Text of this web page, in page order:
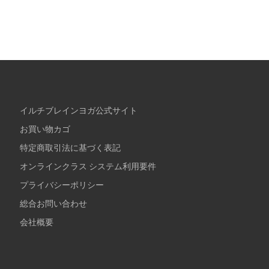
イルチブレインヨガ公式サイト
お買い物カゴ
特定商取引法に基づく表記
オンラインクラス システム利用要件
プライバシーポリシー
総合お問い合わせ
会社概要